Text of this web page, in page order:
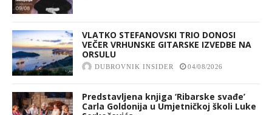
VLATKO STEFANOVSKI TRIO DONOSI
VEČER VRHUNSKE GITARSKE IZVEDBE NA
ORSULU
DUBROVNIK INSIDER 04/08/2026
Predstavljena knjiga ‘Ribarske svađe’
Carla Goldonija u Umjetničkoj školi Luke